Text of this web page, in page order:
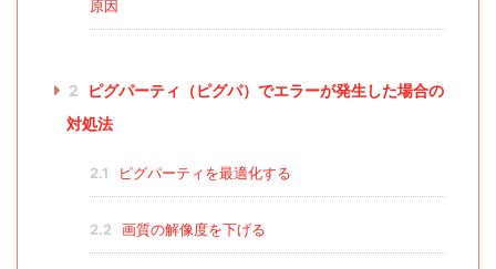
原因
2
ピグパーティ（ピグパ）でエラーが発生した場合の
対処法
2.1 ピグパーティを最適化する
2.2 画質の解像度を下げる